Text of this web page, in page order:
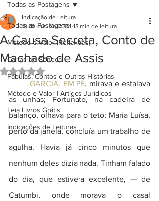
Todas as Postagens
Método e Valor (Reflexões)
Cartas de Sêneca
Fábulas, Contos e Outras Histórias
Método e Valor | Artigos Jurídicos
Leia Livros Grátis
Indicações de Leituras
Todas as Postagens
A Causa Secreta, Conto de
Machado de Assis
Indicação de Leitura
19 de out. de 2024 13 min de leitura
Avaliado com NaN de 5 estrelas.
GARCIA, EM PÉ, mirava e estalava
as unhas; Fortunato, na cadeira de
balanço, olhava para o teto; Maria Luísa,
perto da janela, concluía um trabalho de
agulha. Havia já cinco minutos que
nenhum deles dizia nada. Tinham falado
do dia, que estivera excelente, — de
Catumbi, onde morava o casal